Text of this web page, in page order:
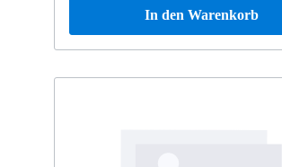
In den Warenkorb